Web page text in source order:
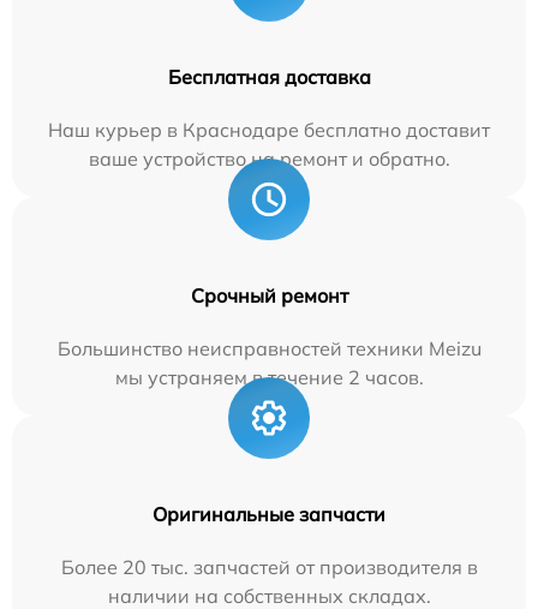
Бесплатная доставка
Наш курьер в Краснодаре бесплатно доставит
ваше устройство на ремонт и обратно.
Срочный ремонт
Большинство неисправностей техники Meizu
мы устраняем в течение 2 часов.
Оригинальные запчасти
Более 20 тыс. запчастей от производителя в
наличии на собственных складах.